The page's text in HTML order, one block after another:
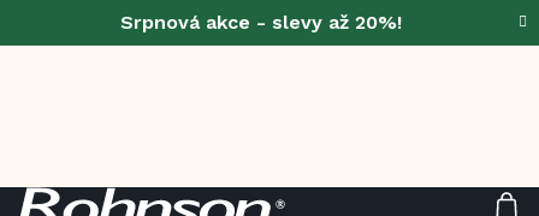
Srpnová akce - slevy až 20%!